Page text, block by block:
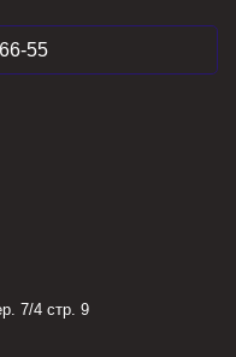
55
7/4 стр. 9